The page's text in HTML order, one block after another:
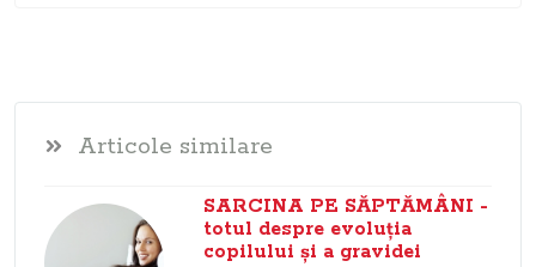
Articole similare
SARCINA PE SĂPTĂMÂNI -
totul despre evoluţia
copilului şi a gravidei